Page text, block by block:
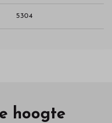
5304
hoogte